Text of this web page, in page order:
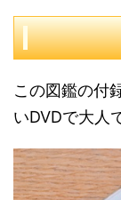
この図鑑の付
いDVDで大人